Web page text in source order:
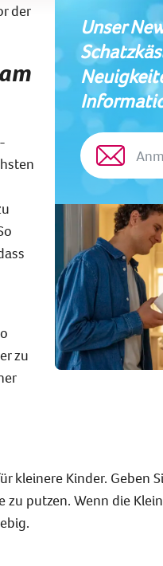
Unser
der
zu
Kinder. Geben
putzen. Wenn die